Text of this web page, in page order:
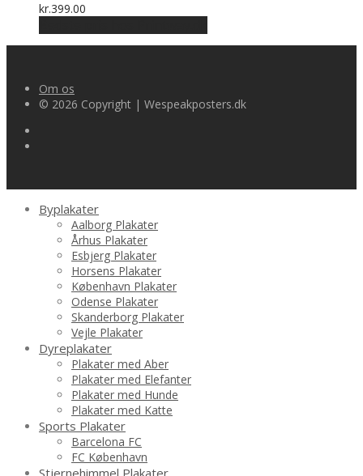
kr.399.00
Om os
© 2026 Copyright | Wespeakposters.dk
Byplakater
Aalborg Plakater
Århus Plakater
Esbjerg Plakater
Horsens Plakater
København Plakater
Odense Plakater
Skanderborg Plakater
Vejle Plakater
Dyreplakater
Plakater med Aber
Plakater med Elefanter
Plakater med Hunde
Plakater med Katte
Sports Plakater
Barcelona FC
FC København